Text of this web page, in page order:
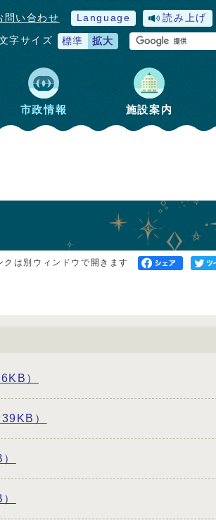
問い合わせ Language 読み上げ
字サイズ 標準 拡大
市政情報 施設案内
クは別ウィンドウで開きます
）
）